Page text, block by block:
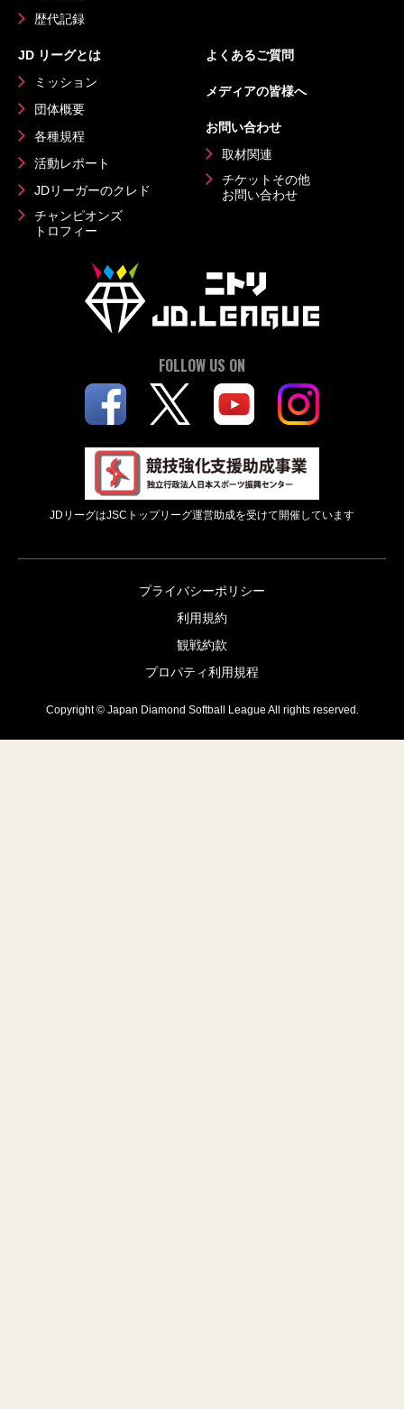
歴代記録
JD リーグとは
ミッション
団体概要
各種規程
活動レポート
JDリーガーのクレド
チャンピオンズ
トロフィー
よくあるご質問
メディアの皆様へ
お問い合わせ
取材関連
チケットその他
お問い合わせ
FOLLOW US ON
JDリーグはJSCトップリーグ運営助成を受けて開催しています
プライバシーポリシー
利用規約
観戦約款
プロパティ利用規程
Copyright © Japan Diamond Softball League All rights reserved.